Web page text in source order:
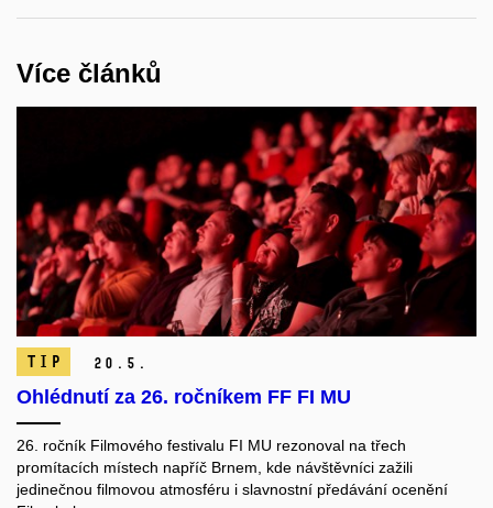
Více článků
TIP 20. 5.
Ohlédnutí za 26. ročníkem FF FI MU
26. ročník Filmového festivalu FI MU rezonoval na třech
promítacích místech napříč Brnem, kde návštěvníci zažili
jedinečnou filmovou atmosféru i slavnostní předávání ocenění